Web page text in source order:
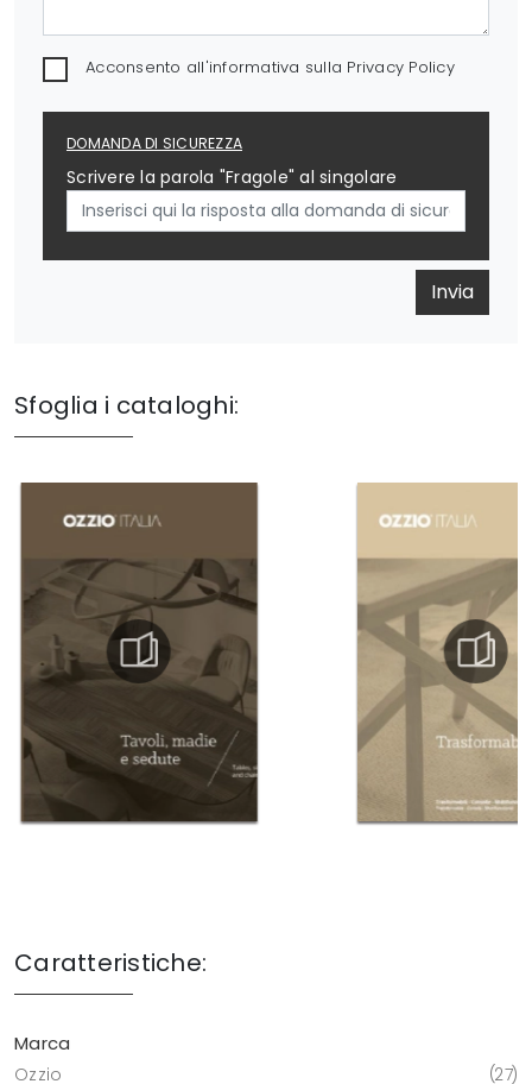
Acconsento all'informativa sulla Privacy Policy
DOMANDA DI SICUREZZA
Scrivere la parola "Fragole" al singolare
Invia
Sfoglia i cataloghi:
Caratteristiche:
Marca
Ozzio 27